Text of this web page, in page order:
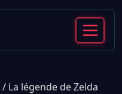
/ La légende de Zelda